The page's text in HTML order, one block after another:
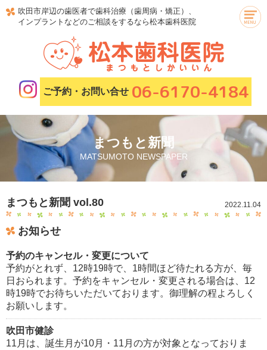
吹田市岸辺の歯医者で歯科治療（歯周病・矯正）、
インプラントなどのご相談をするなら松本歯科医院
ご予約・お問い合せ 06-6170-4184
まつもと新聞
MATSUMOTO NEWSPAPER
2022.11.04
まつもと新聞 vol.80
お知らせ
予約のキャンセル・変更について
予約がとれず、12時19時で、1時間ほど待たれる方が、毎
日おられます。予約をキャンセル・変更される場合は、12
時19時でお待ちいただいております。御理解の程よろしく
お願いします。
吹田市健診
11月は、誕生月が10月・11月の方が対象となっておりま